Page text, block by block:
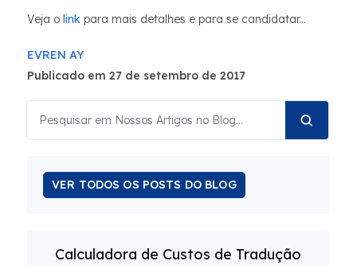
Veja o link para mais detalhes e para se candidatar...
EVREN AY
Publicado em 27 de setembro de 2017
VER TODOS OS POSTS DO BLOG
Calculadora de Custos de Tradução